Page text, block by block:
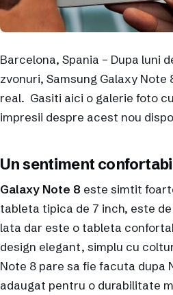
Barcelona, Spania – Dupa luni
zvonuri, Samsung Galaxy
real. Gasiti aici o galerie foto
impresii despre acest nou
Un sentiment
Galaxy Note 8 este simtit
tableta tipica de 7 inch, este
lata dar este o tableta
design elegant, simplu cu
Note 8 pare sa fie facuta dupa
adaugat pentru o durabilitate